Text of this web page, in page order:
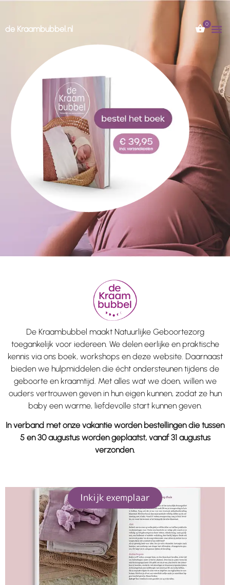
de Kraambubbel.nl
De Kraambubbel maakt Natuurlijke Geboortezorg
toegankelijk voor iedereen. We delen eerlijke en praktische
kennis via ons boek, workshops en deze website. Daarnaast
bieden we hulpmiddelen die écht ondersteunen tijdens de
geboorte en kraamtijd. Met alles wat we doen, willen we
ouders vertrouwen geven in hun eigen kunnen, zodat ze hun
baby een warme, liefdevolle start kunnen geven.
In verband met onze vakantie worden bestellingen die tussen
5 en 30 augustus worden geplaatst, vanaf 31 augustus
verzonden.
Inkijk exemplaar